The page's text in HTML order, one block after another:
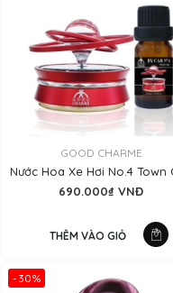
GOOD CHARME
Nước Hoa Xe Hơi No.4 Town
690.000₫ VNĐ
THÊM VÀO GIỎ
-30%